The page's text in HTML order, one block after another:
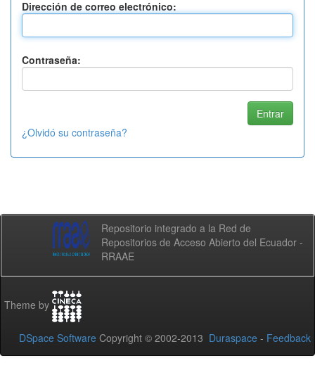
Dirección de correo electrónico:
Contraseña:
¿Olvidó su contraseña?
Repositorio integrado a la Red de
Repositorios de Acceso Abierto del Ecuador -
RRAAE
Theme by
DSpace Software Copyright © 2002-2013 Duraspace - Feedback